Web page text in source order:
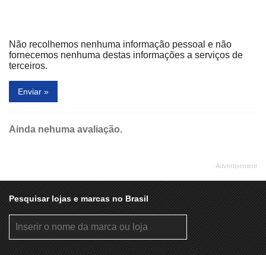
Não recolhemos nenhuma informação pessoal e não
fornecemos nenhuma destas informações a serviços de
terceiros.
Enviar »
Ainda nehuma avaliação.
Pesquisar lojas e marcas no Brasil